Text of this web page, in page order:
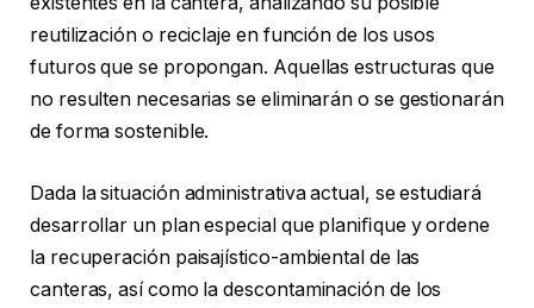
reutilización o reciclaje en función de los usos
futuros que se propongan. Aquellas estructuras que
no resulten necesarias se eliminarán o se gestionarán
de forma sostenible.
Dada la situación administrativa actual, se estudiará
desarrollar un plan especial que planiﬁque y ordene
la recuperación paisajístico-ambiental de las
canteras, así como la descontaminación de los